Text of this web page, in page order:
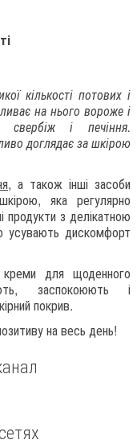
кількості потових і
на нього вороже і
свербіж і печіння.
доглядає за шкірою
, а також інші засоби
яка регулярно
продукти з делікатною
усувають дискомфорт
креми для щоденного
заспокоюють і
покрив.
на весь день!